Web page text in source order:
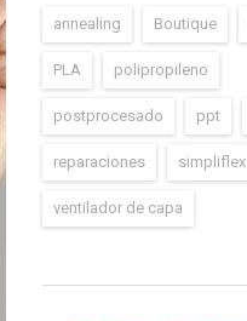
annealing Boutique
PLA polipropileno
postprocesado ppt
reparaciones simpliflex
ventilador de capa